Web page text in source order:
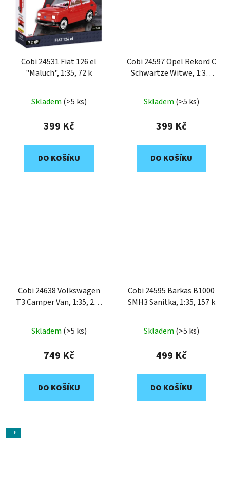
Cobi 24531 Fiat 126 el
"Maluch", 1:35, 72 k
Skladem (>5 ks)
399 Kč
DO KOŠÍKU
Cobi 24597 Opel Rekord C
Schwartze Witwe, 1:35,
Skladem (>5 ks)
399 Kč
DO KOŠÍKU
Cobi 24638 Volkswagen
T3 Camper Van, 1:35, 232
Skladem (>5 ks)
749 Kč
DO KOŠÍKU
Cobi 24595 Barkas B1000
SMH3 Sanitka, 1:35, 157 k
Skladem (>5 ks)
499 Kč
DO KOŠÍKU
TIP